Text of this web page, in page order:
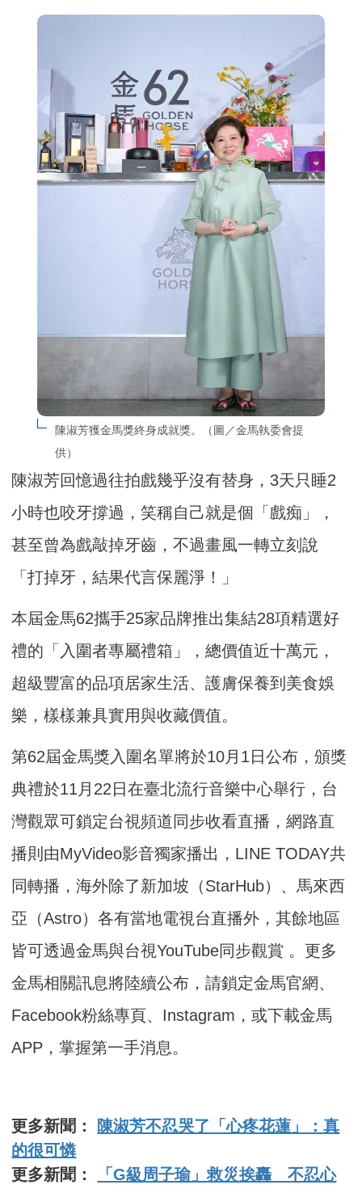
陳淑芳獲金馬獎終身成就獎。（圖／金馬執委會提
供）
陳淑芳回憶過往拍戲幾乎沒有替身，3天只睡2
小時也咬牙撐過，笑稱自己就是個「戲痴」，
甚至曾為戲敲掉牙齒，不過畫風一轉立刻說
「打掉牙，結果代言保麗淨！」
本屆金馬62攜手25家品牌推出集結28項精選好
禮的「入圍者專屬禮箱」，總價值近十萬元，
超級豐富的品項居家生活、護膚保養到美食娛
樂，樣樣兼具實用與收藏價值。
第62屆金馬獎入圍名單將於10月1日公布，頒獎
典禮於11月22日在臺北流行音樂中心舉行，台
灣觀眾可鎖定台視頻道同步收看直播，網路直
播則由MyVideo影音獨家播出，LINE TODAY共
同轉播，海外除了新加坡（StarHub）、馬來西
亞（Astro）各有當地電視台直播外，其餘地區
皆可透過金馬與台視YouTube同步觀賞 。更多
金馬相關訊息將陸續公布，請鎖定金馬官網、
Facebook粉絲專頁、Instagram，或下載金馬
APP，掌握第一手消息。
更多新聞：
陳淑芳不忍哭了「心疼花蓮」：真
的很可憐
更多新聞：
「G級周子瑜」救災挨轟 不忍心